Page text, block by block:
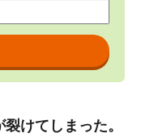
けてしまった。